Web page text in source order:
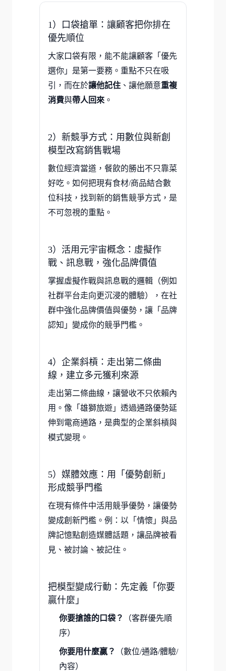
1）口袋搶單：讓顧客把你排在
優先順位
大家口袋有限，能不能讓顧客「優先
選你」是第一要務。重點不只在吸
引，而在於讓他記住 、讓他願意重複
消費與帶人回來 。
2）新競爭方式：用數位與新創
模型改寫銷售戰場
數位經濟當道，餐飲的勝出不只靠菜
好吃。如何把現有食材/商品結合數
位科技，找到新的銷售競爭方式，是
不可忽視的重點。
3）活用元宇宙概念：虛擬作
戰、訊息戰，強化品牌價值
掌握虛擬作戰與訊息戰的邏輯（例如
社群平台走向更沉浸的體驗），在社
群中強化品牌價值與優勢，讓「品牌
認知」變成你的競爭門檻。
4）企業斜槓：走出第二條曲
線，建立多元獲利來源
走出第二條曲線，讓營收不只依賴內
用。像「雄獅旅遊」透過通路優勢延
伸到電商通路，是典型的企業斜槓與
模式變現。
5）媒體效應：用「優勢創新」
形成競爭門檻
在現有條件中活用競爭優勢，讓優勢
變成創新門檻。例：以「情懷」與品
牌記憶點創造媒體話題，讓品牌被看
見、被討論、被記住。
把模型變成行動：先定義「你要
贏什麼」
你要搶誰的口袋？
（客群優先順
序）
你要用什麼贏？
（數位/通路/體驗/
內容）